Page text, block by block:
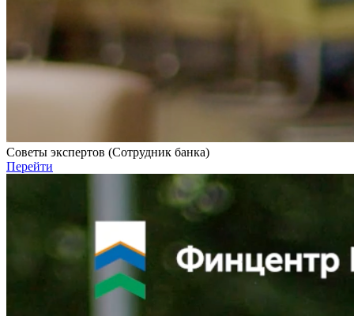
Советы экспертов (Сотрудник банка)
Перейти